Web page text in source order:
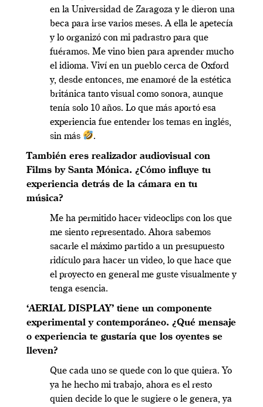
en la Universidad de Zaragoza y le dieron una
beca para irse varios meses. A ella le apetecía
y lo organizó con mi padrastro para que
fuéramos. Me vino bien para aprender mucho
el idioma. Viví en un pueblo cerca de Oxford
y, desde entonces, me enamoré de la estética
británica tanto visual como sonora, aunque
tenía solo 10 años. Lo que más aportó esa
experiencia fue entender los temas en inglés,
sin más
.
También eres realizador audiovisual con
Films by Santa Mónica. ¿Cómo influye tu
experiencia detrás de la cámara en tu
música?
Me ha permitido hacer videoclips con los que
me siento representado. Ahora sabemos
sacarle el máximo partido a un presupuesto
ridículo para hacer un video, lo que hace que
el proyecto en general me guste visualmente y
tenga esencia.
‘AERIAL DISPLAY’ tiene un componente
experimental y contemporáneo. ¿Qué mensaje
o experiencia te gustaría que los oyentes se
lleven?
Que cada uno se quede con lo que quiera. Yo
ya he hecho mi trabajo, ahora es el resto
quien decide lo que le sugiere o le genera, ya